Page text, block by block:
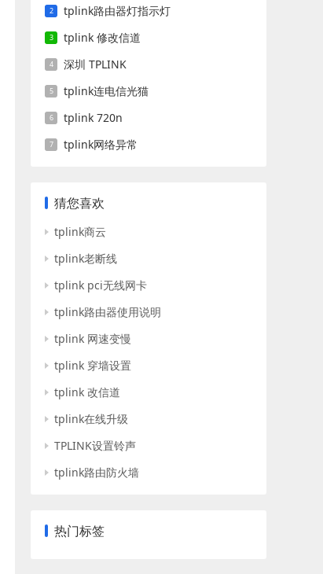
tplink路由器灯指示灯
tplink 修改信道
深圳 TPLINK
tplink连电信光猫
tplink 720n
tplink网络异常
猜您喜欢
tplink商云
tplink老断线
tplink pci无线网卡
tplink路由器使用说明
tplink 网速变慢
tplink 穿墙设置
tplink 改信道
tplink在线升级
TPLINK设置铃声
tplink路由防火墙
热门标签